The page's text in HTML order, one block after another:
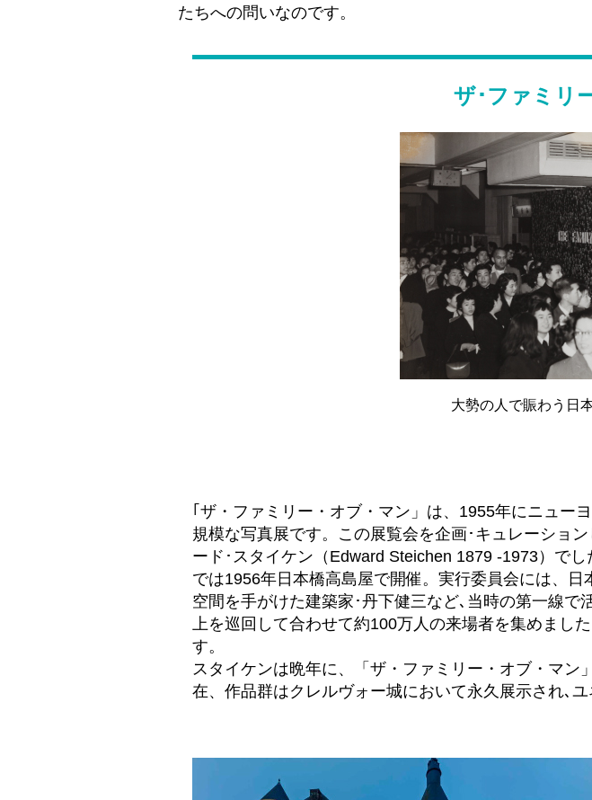
たちへの問いなのです。
ザ･ファミリ
大勢の人で賑わう日
｢ザ・ファミリー・オブ・マン」は、1955年にニュー
規模な写真展です。この展覧会を企画･キュレーショ
ード･スタイケン（Edward Steichen 1879 -1973）で
では1956年日本橋高島屋で開催。実行委員会には、
空間を手がけた建築家･丹下健三など､当時の第一線
上を巡回して合わせて約100万人の来場者を集めまし
す。
スタイケンは晩年に、「ザ・ファミリー・オブ・マ
在、作品群はクレルヴォー城において永久展示され､ユ